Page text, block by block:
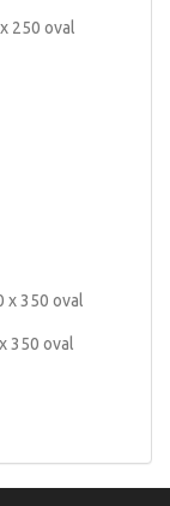
250 oval
350 oval